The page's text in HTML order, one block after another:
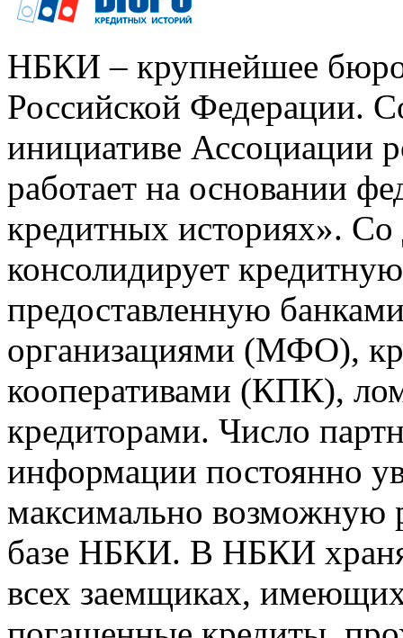
НБКИ – крупнейшее
Российской Федерации.
инициативе Ассоциации
работает на основании
кредитных историях».
консолидирует
предоставленную
организациями (МФО),
кооперативами (КПК),
кредиторами. Число
информации постоянно
максимально возможную
базе НБКИ. В НБКИ
всех заемщиках,